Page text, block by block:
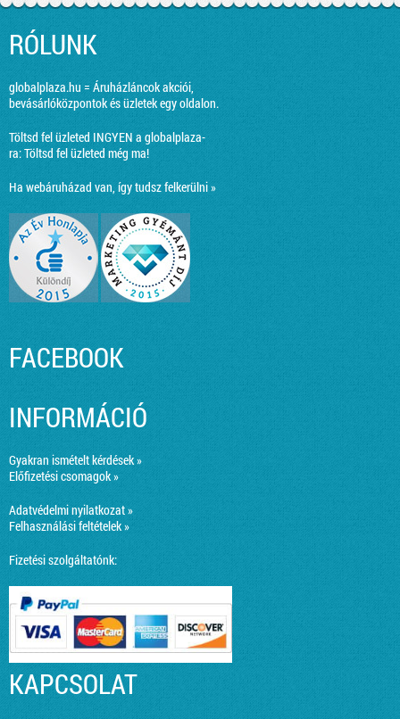
RÓLUNK
globalplaza.hu = Áruházláncok akciói,
bevásárlóközpontok és üzletek egy oldalon.
Töltsd fel üzleted INGYEN a globalplaza-
ra:Töltsd fel üzleted még ma!
Ha webáruházad van, így tudsz felkerülni »
FACEBOOK
INFORMÁCIÓ
Gyakran ismételt kérdések »
Előfizetési csomagok »
Adatvédelmi nyilatkozat »
Felhasználási feltételek »
Fizetési szolgáltatónk:
KAPCSOLAT